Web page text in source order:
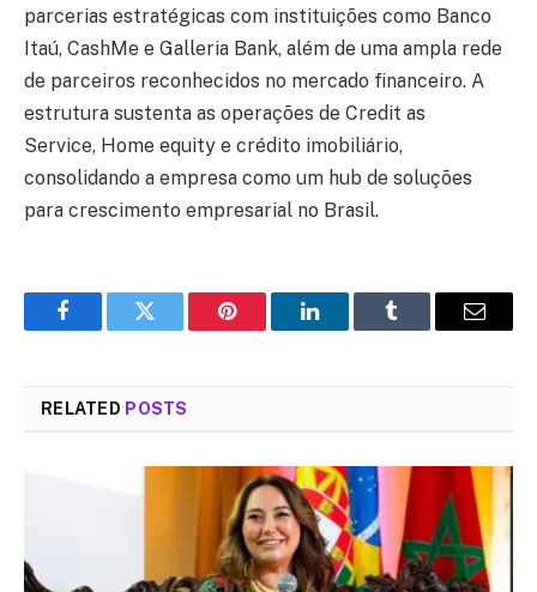
parcerias estratégicas com instituições como Banco
Itaú, CashMe e Galleria Bank, além de uma ampla rede
de parceiros reconhecidos no mercado financeiro. A
estrutura sustenta as operações de Credit as
Service, Home equity e crédito imobiliário,
consolidando a empresa como um hub de soluções
para crescimento empresarial no Brasil.
FacebookTwitter Pinterest LinkedInTumblr Email
RELATED POSTS